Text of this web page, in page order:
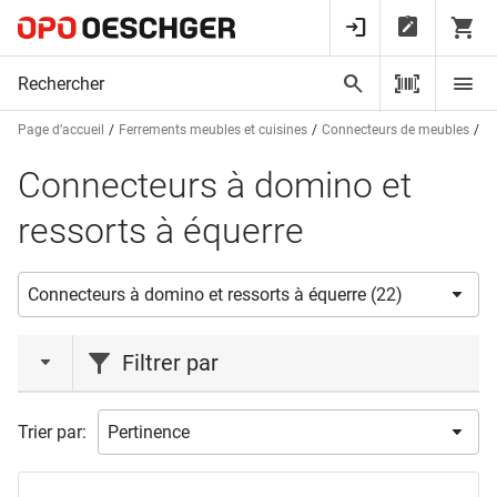
Page d’accueil Ferrements meubles et cuisines Connecteurs de meubles
Connecteurs à domino et
ressorts à équerre
Filtrer par
marques
FESTOOL (19)
Trier par: